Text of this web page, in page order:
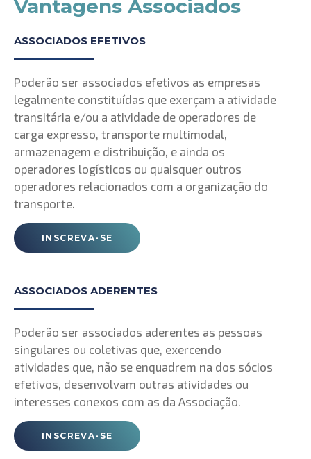
Vantagens Associados
ASSOCIADOS EFETIVOS
Poderão ser associados efetivos as empresas
legalmente constituídas que exerçam a atividade
transitária e/ou a atividade de operadores de
carga expresso, transporte multimodal,
armazenagem e distribuição, e ainda os
operadores logísticos ou quaisquer outros
operadores relacionados com a organização do
transporte.
INSCREVA-SE
ASSOCIADOS ADERENTES
Poderão ser associados aderentes as pessoas
singulares ou coletivas que, exercendo
atividades que, não se enquadrem na dos sócios
efetivos, desenvolvam outras atividades ou
interesses conexos com as da Associação.
INSCREVA-SE